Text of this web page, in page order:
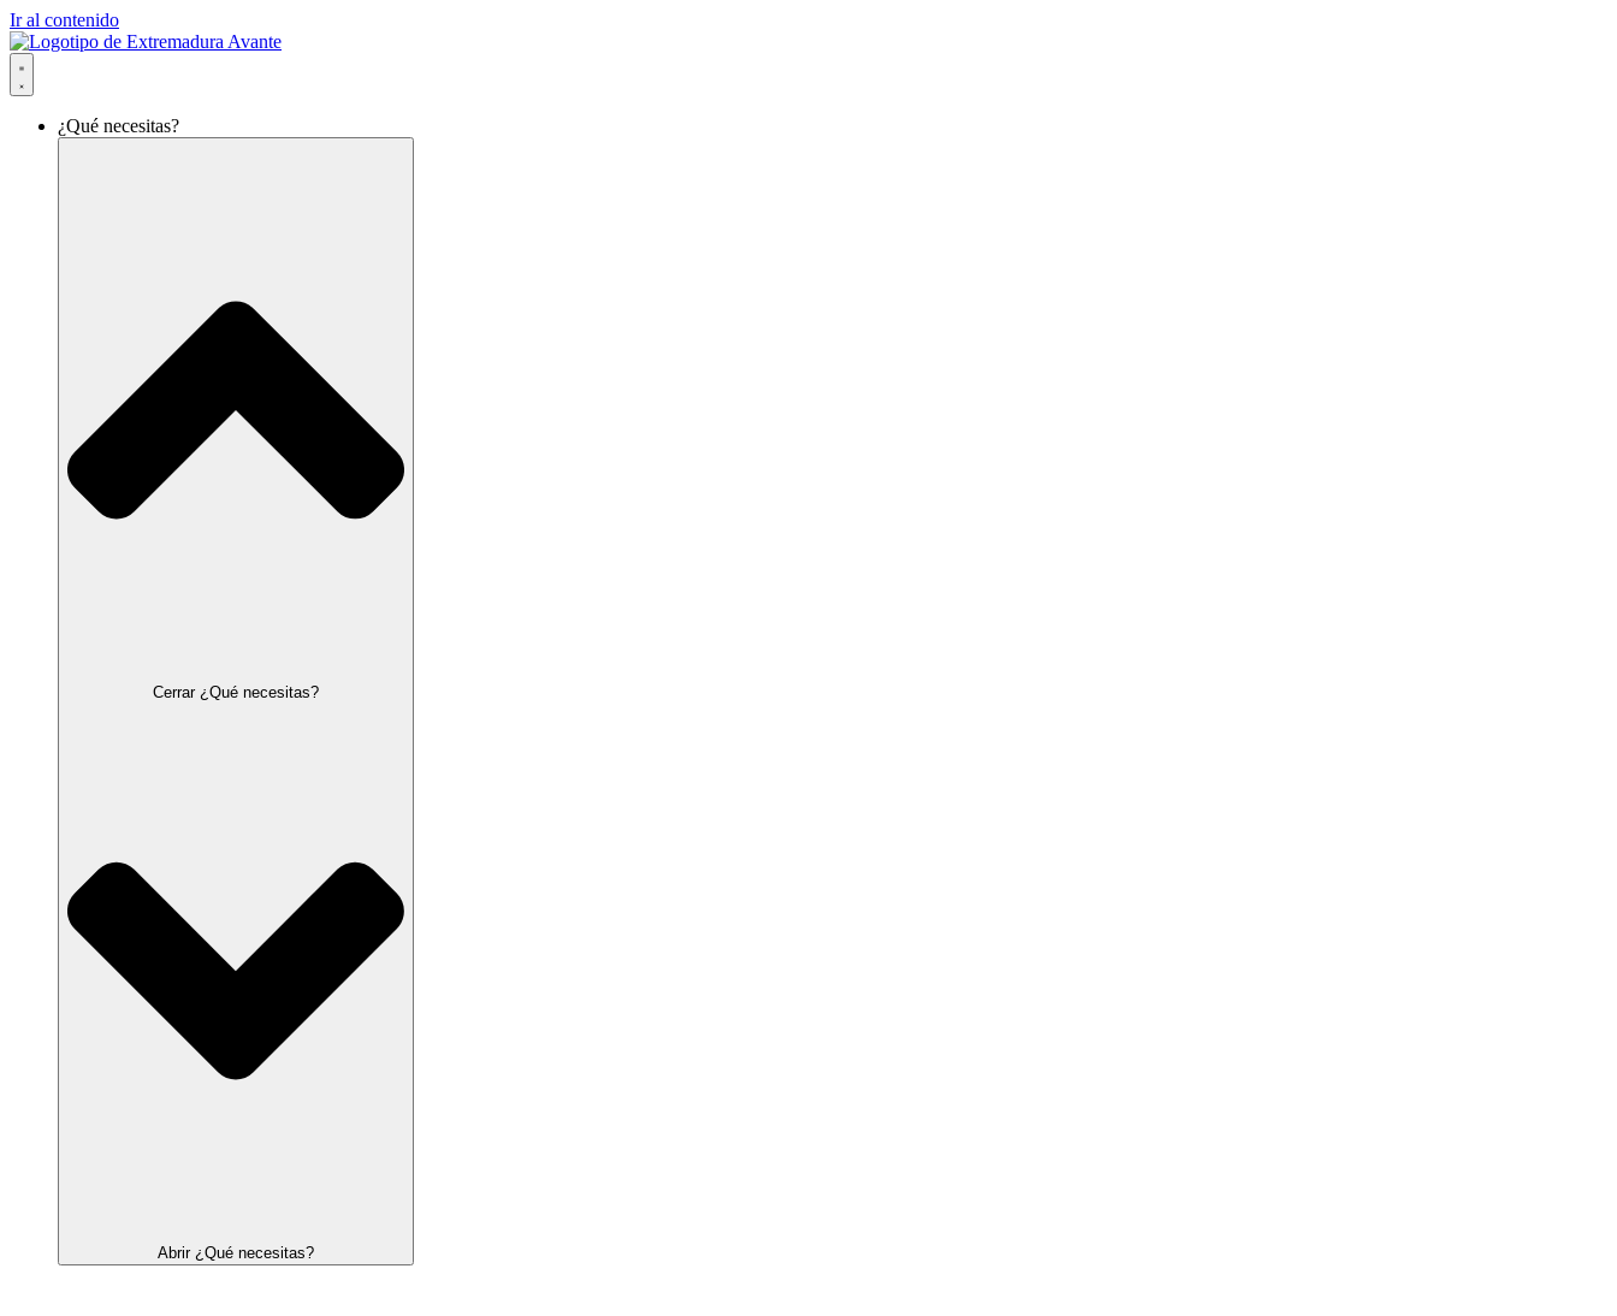
Ir al contenido
¿Qué necesitas?
Cerrar ¿Qué necesitas?
Abrir ¿Qué necesitas?